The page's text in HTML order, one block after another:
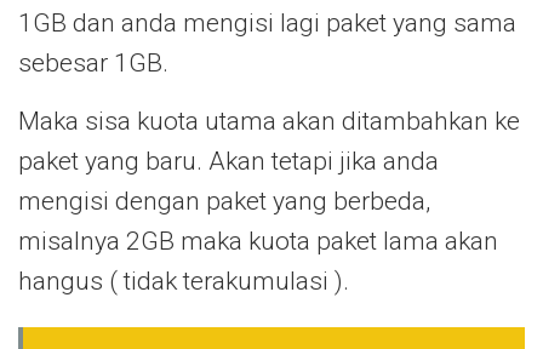
1GB dan anda mengisi lagi paket yang sama
sebesar 1GB.
Maka sisa kuota utama akan ditambahkan ke
paket yang baru. Akan tetapi jika anda
mengisi dengan paket yang berbeda,
misalnya 2GB maka kuota paket lama akan
hangus ( tidak terakumulasi ).